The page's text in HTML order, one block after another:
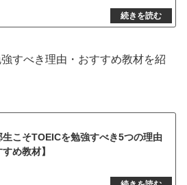
すべき理由・おすすめ教材を紹
生こそTOEICを勉強すべき5つの理由
すめ教材】